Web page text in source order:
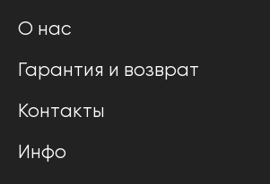
О нас
Гарантия и возврат
Контакты
Инфо